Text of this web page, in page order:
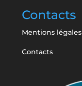
Contacts
Mentions légales
Contacts